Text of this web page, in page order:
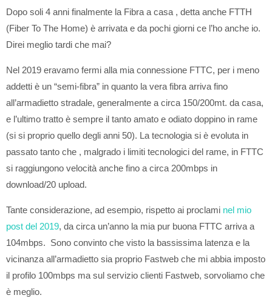
Dopo soli 4 anni finalmente la Fibra a casa , detta anche FTTH
(Fiber To The Home) è arrivata e da pochi giorni ce l’ho anche io.
Direi meglio tardi che mai?
Nel 2019 eravamo fermi alla mia connessione FTTC, per i meno
addetti è un “semi-fibra” in quanto la vera fibra arriva fino
all’armadietto stradale, generalmente a circa 150/200mt. da casa,
e l’ultimo tratto è sempre il tanto amato e odiato doppino in rame
(si si proprio quello degli anni 50). La tecnologia si è evoluta in
passato tanto che , malgrado i limiti tecnologici del rame, in FTTC
si raggiungono velocità anche fino a circa 200mbps in
download/20 upload.
Tante considerazione, ad esempio, rispetto ai proclami nel mio
post del 2019, da circa un’anno la mia pur buona FTTC arriva a
104mbps. Sono convinto che visto la bassissima latenza e la
vicinanza all’armadietto sia proprio Fastweb che mi abbia imposto
il profilo 100mbps ma sul servizio clienti Fastweb, sorvoliamo che
è meglio.